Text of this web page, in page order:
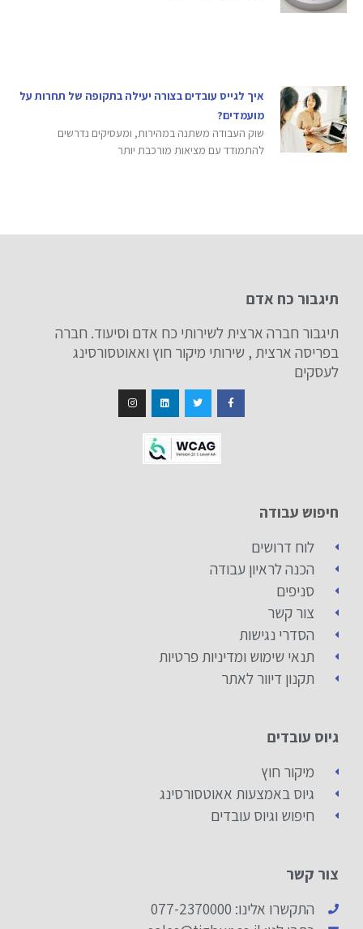
איך לגייס עובדים בצורה יעילה בתקופה של תחרות על
מועמדים?
שוק העבודה משתנה במהירות, ומעסיקים נדרשים
להתמודד עם מציאות מורכבת יותר
תיגבור כח אדם
תיגבור חברה ארצית לשירותי כח אדם וסיעוד. חברה
בפריסה ארצית , שירותי מיקור חוץ ואאוטסורסינג
לעסקים
חיפוש עבודה
לוח דרושים
הכנה לראיון עבודה
סניפים
צור קשר
הסדרי נגישות
תנאי שימוש ומדיניות פרטיות
תקנון דיוור לאתר
גיוס עובדים
מיקור חוץ
גיוס באמצעות אאוטסורסינג
חיפוש וגיוס עובדים
צור קשר
התקשרו אלינו: 077-2370000